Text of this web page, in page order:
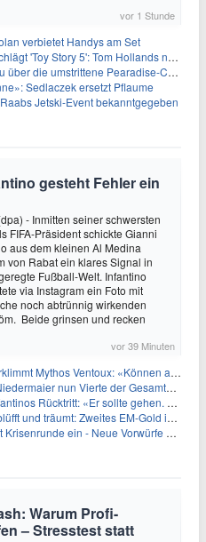
vor 1 Stunde
verbietet Handys am Set
Story 5': Tom Hollands neuer Film bricht alle Rekorde
die umstrittene Pearadise-Community
Sedlaczek ersetzt Pflaume
Jetski-Event bekanntgegeben
gesteht Fehler ein
- Inmitten seiner schwersten
FIFA-Präsident schickte Gianni
aus dem kleinen Al Medina
von Rabat ein klares Signal in
Fußball-Welt. Infantino
via Instagram ein Foto mit
noch abtrünnig wirkenden
Beide grinsen und recken
vor 39 Minuten
Mythos Ventoux: «Können alles schaffen»
nun Vierte der Gesamtwertung
Rücktritt: «Er sollte gehen. Jetzt»
und träumt: Zweites EM-Gold in Paris
ein - Neue Vorwürfe gegen FIFA
Warum Profi-
– Stresstest statt